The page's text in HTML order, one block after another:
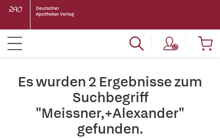
Es wurden 2 Ergebnisse zum
Suchbegriff
"Meissner,+Alexander"
gefunden.